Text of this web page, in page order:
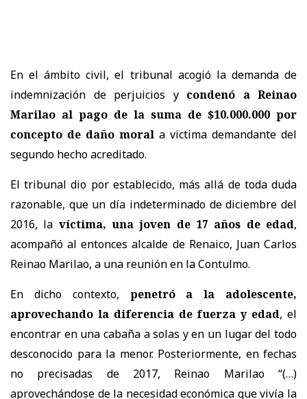
En el ámbito civil, el tribunal acogió la demanda de
indemnización de perjuicios y condenó a Reinao
Marilao al pago de la suma de $10.000.000 por
concepto de daño moral a victima demandante del
segundo hecho acreditado.
El tribunal dio por establecido, más allá de toda duda
razonable, que un día indeterminado de diciembre del
2016, la víctima, una joven de 17 años de edad,
acompañó al entonces alcalde de Renaico, Juan Carlos
Reinao Marilao, a una reunión en la Contulmo.
En dicho contexto, penetró a la adolescente,
aprovechando la diferencia de fuerza y edad, el
encontrar en una cabaña a solas y en un lugar del todo
desconocido para la menor. Posteriormente, en fechas
no precisadas de 2017, Reinao Marilao “(…)
aprovechándose de la necesidad económica que vivía la